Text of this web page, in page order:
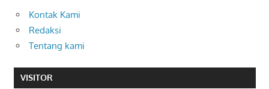
Kontak Kami
Redaksi
Tentang kami
VISITOR